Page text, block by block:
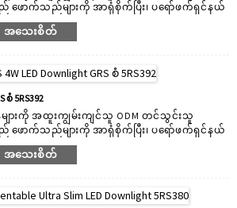
ဖောက်သည်များကို အာရုံစိုက်ပြီး၊ ပရော်ဖက်ရှင်နယ်
" ထိပ်တန်း LED downlight ထုတ်လုပ်သူဖြစ်သည်။
ဝန်ထမ်းအဖွဲ့ဝင် 30 ဖြင့် Lediant သည် သင့်စျေး
downlight များကို ဒီဇိုင်းဆွဲပြီး ထုတ်လုပ်
င် ပြည်တွင်းမီးလုံးများ၊ စီးပွားဖြစ် အောက်မီး
း ပါဝင်ပါသည်။ Lediant မှရောင်းချသောထုတ်ကုန်
ထားသောထုတ်ကုန်ဖြစ်ပြီး၎င်း၏ကိုယ်ပိုင်ဆန်း
အသေးစိတ်
စံ 5RS392
ျားကို အထူးကျွမ်းကျင်သူ ODM တင်သွင်းသူ
ဖောက်သည်များကို အာရုံစိုက်ပြီး၊ ပရော်ဖက်ရှင်နယ်
" ထိပ်တန်း LED downlight ထုတ်လုပ်သူဖြစ်သည်။
ဝန်ထမ်းအဖွဲ့ဝင် 30 ဖြင့် Lediant သည် သင့်စျေး
downlight များကို ဒီဇိုင်းဆွဲပြီး ထုတ်လုပ်
င် ပြည်တွင်းမီးလုံးများ၊ စီးပွားဖြစ် အောက်မီး
အသေးစိတ်